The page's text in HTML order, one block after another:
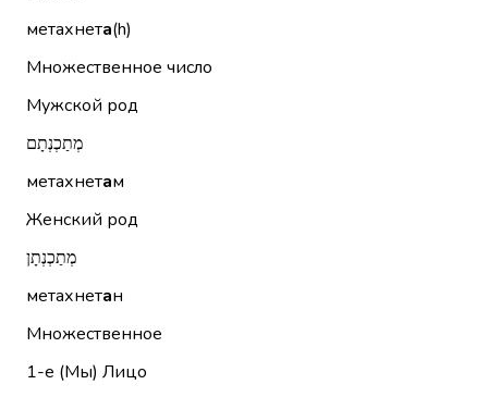
метахнета(h)
Множественное число
Мужской род
מְתַכְנְתָם
метахнетам
Женский род
מְתַכְנְתָן
метахнетан
Множественное
1-е (Мы) Лицо